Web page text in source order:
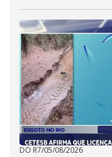
DO R7/05/08/2026